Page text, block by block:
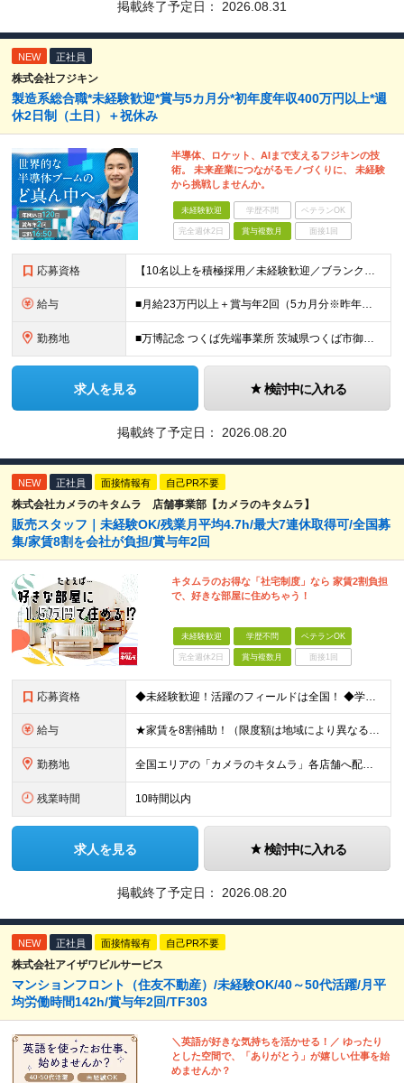
掲載終了予定日： 2026.08.31
NEW 正社員
株式会社フジキン
製造系総合職*未経験歓迎*賞与5カ月分*初年度年収400万円以上*週
休2日制（土日）＋祝休み
半導体、ロケット、AIまで支えるフジキンの技
術。 未来産業につながるモノづくりに、 未経験
から挑戦しませんか。
未経験歓迎 学歴不問 ベテランOK
完全週休2日 賞与複数月 面接1回
応募資格 【10名以上を積極採用／未経験歓迎／ブランクOK】 ＜応募条件＞ ◇高卒以上 ◇職種・業種未経験歓迎 ◇第二新卒歓迎 ＜こんな方を歓迎します＞ ◎チームで協力しながら仕事を進めたい方 ◎モノづくり
給与 ■月給23万円以上＋賞与年2回（5カ月分※昨年度実績）＋各種手当 ※上記月給に残業代は含みません、残業代は別途全額支給いたします ※これまでの経験・スキルを考慮して優遇いたします
勤務地 ■万博記念 つくば先端事業所 茨城県つくば市御幸が丘18 ※U・Iターン歓迎
求人を見る 検討中に入れる
掲載終了予定日： 2026.08.20
NEW 正社員 面接情報有 自己PR不要
株式会社カメラのキタムラ 店舗事業部【カメラのキタムラ】
販売スタッフ｜未経験OK/残業月平均4.7h/最大7連休取得可/全国募
集/家賃8割を会社が負担/賞与年2回
キタムラのお得な「社宅制度」なら 家賃2割負担
で、好きな部屋に住めちゃう！
未経験歓迎 学歴不問 ベテランOK
完全週休2日 賞与複数月 面接1回
応募資格 ◆未経験歓迎！活躍のフィールドは全国！ ◆学歴不問 ◆第二新卒も活躍中 ◆35歳以下の方（若年層の長期キャリア形成を図るため）
給与 ★家賃を8割補助！（限度額は地域により異なる） ※転勤による引っ越しが発生する場合 ＝＝＝＝＝＝＝＝＝＝＝＝＝＝＝＝＝＝＝＝＝＝＝ 例えば、家賃7.5万円なら6万円は会社で負担。 あなたが支払うのは、
勤務地 全国エリアの「カメラのキタムラ」各店舗へ配属となります ※最初の配属先は希望を最大限考慮した上で決定します ▼詳しい勤務地住所は下記URLをご確認ください。 https://sss.kitamur
残業時間 10時間以内
求人を見る 検討中に入れる
掲載終了予定日： 2026.08.20
NEW 正社員 面接情報有 自己PR不要
株式会社アイザワビルサービス
マンションフロント（住友不動産）/未経験OK/40～50代活躍/月平
均労働時間142h/賞与年2回/TF303
＼英語が好きな気持ちを活かせる！／ ゆったり
とした空間で、「ありがとう」が嬉しい仕事を始
めませんか？